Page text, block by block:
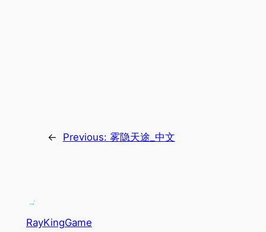
← Previous: 雾隐天途_中文
RayKingGame